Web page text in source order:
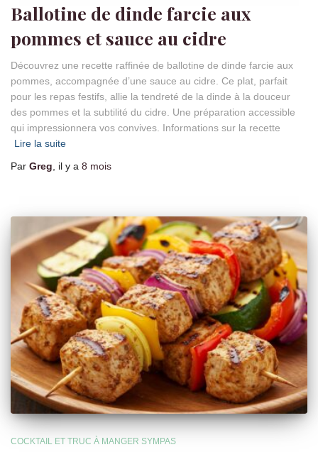
Ballotine de dinde farcie aux
pommes et sauce au cidre
Découvrez une recette raffinée de ballotine de dinde farcie aux
pommes, accompagnée d’une sauce au cidre. Ce plat, parfait
pour les repas festifs, allie la tendreté de la dinde à la douceur
des pommes et la subtilité du cidre. Une préparation accessible
qui impressionnera vos convives. Informations sur la recette
Lire la suite
Par Greg , il y a 8 mois
COCKTAIL ET TRUC À MANGER SYMPAS